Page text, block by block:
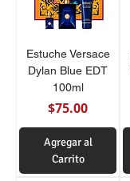
Estuche Versace
Dylan Blue EDT
100ml
Precio
$75.00
Agregar al
Carrito